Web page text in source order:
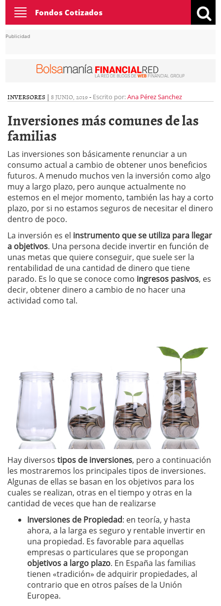
Toggle
navigation
Fondos Cotizados
Publicidad
INVERSORES | 8 JUNIO, 2019- Escrito por:Ana Pérez Sanchez
Inversiones más comunes de las
familias
Las inversiones son básicamente renunciar a un
consumo actual a cambio de obtener unos beneficios
futuros. A menudo muchos ven la inversión como algo
muy a largo plazo, pero aunque actualmente no
estemos en el mejor momento, también las hay a corto
plazo, por si no estamos seguros de necesitar el dinero
dentro de poco.
La inversión es el instrumento que se utiliza para llegar
a objetivos. Una persona decide invertir en función de
unas metas que quiere conseguir, que suele ser la
rentabilidad de una cantidad de dinero que tiene
parado. Es lo que se conoce como ingresos pasivos, es
decir, obtener dinero a cambio de no hacer una
actividad como tal.
Hay diversos tipos de inversiones, pero a continuación
les mostraremos los principales tipos de inversiones.
Algunas de ellas se basan en los objetivos para los
cuales se realizan, otras en el tiempo y otras en la
cantidad de veces que han de realizarse
Inversiones de Propiedad: en teoría, y hasta
ahora, a la larga es seguro y rentable invertir en
una propiedad. Es favorable para aquellas
empresas o particulares que se propongan
objetivos a largo plazo. En España las familias
tienen «tradición» de adquirir propiedades, al
contrario que en otros países de la Unión
Europea.